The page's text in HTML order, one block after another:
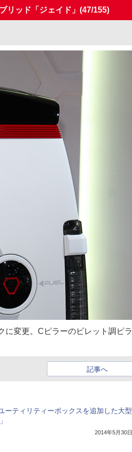
リッド「ジェイド」 (47/155)
に変更。Cピラーのビレット調ピ
記事へ
ーティリティーボックスを追加した大型
2014年5月30日